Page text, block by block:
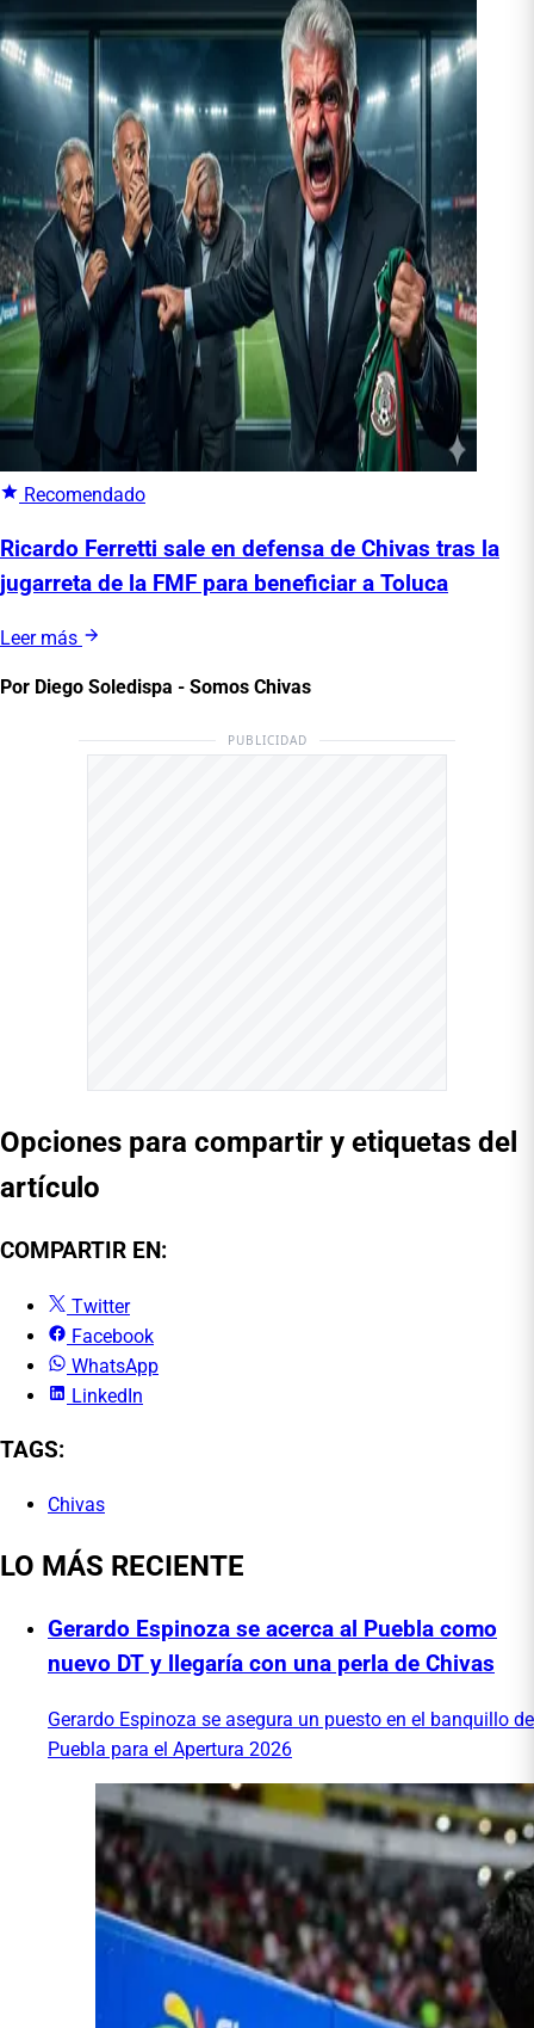
Recomendado
Ricardo Ferretti sale en defensa de Chivas tras la
jugarreta de la FMF para beneficiar a Toluca
Leer más
Por Diego Soledispa - Somos Chivas
PUBLICIDAD
Opciones para compartir y etiquetas del
artículo
COMPARTIR EN:
Twitter
Facebook
WhatsApp
LinkedIn
TAGS:
Chivas
LO MÁS RECIENTE
Gerardo Espinoza se acerca al Puebla como
nuevo DT y llegaría con una perla de Chivas
Gerardo Espinoza se asegura un puesto en el banquillo de
Puebla para el Apertura 2026